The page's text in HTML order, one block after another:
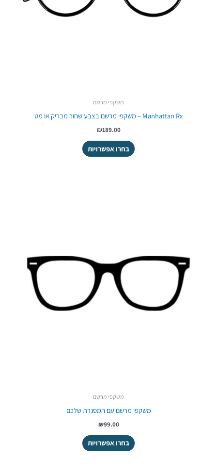
משקפי מרשם
Manhattan Rx – משקפי מרשם בצבע שחור מבריק או מט
₪189.00
בחרו אפשרויות
משקפי מרשם
משקפי מרשם עם המסגרת שלכם
₪99.00
בחרו אפשרויות